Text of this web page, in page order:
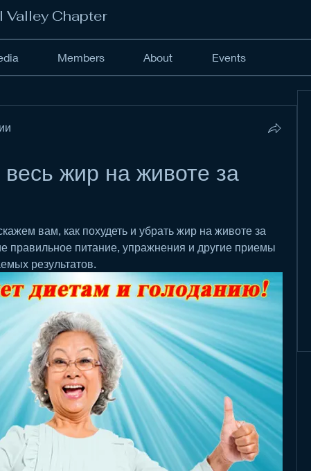
Valley Chapter
Members About Events
весь жир на животе за
вам, как похудеть и убрать жир на животе за
правильное питание, упражнения и другие приемы
результатов.